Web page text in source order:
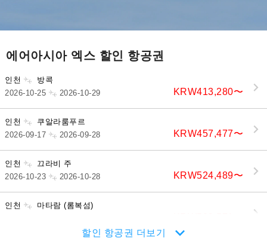
에어아시아 엑스 할인 항공권
인천 방콕
KRW413,280〜
2026-10-25 2026-10-29
인천 쿠알라룸푸르
KRW457,477〜
2026-09-17 2026-09-28
인천 끄라비 주
KRW524,489〜
2026-10-23 2026-10-28
인천 마타람 (롬복섬)
할인 항공권 더보기